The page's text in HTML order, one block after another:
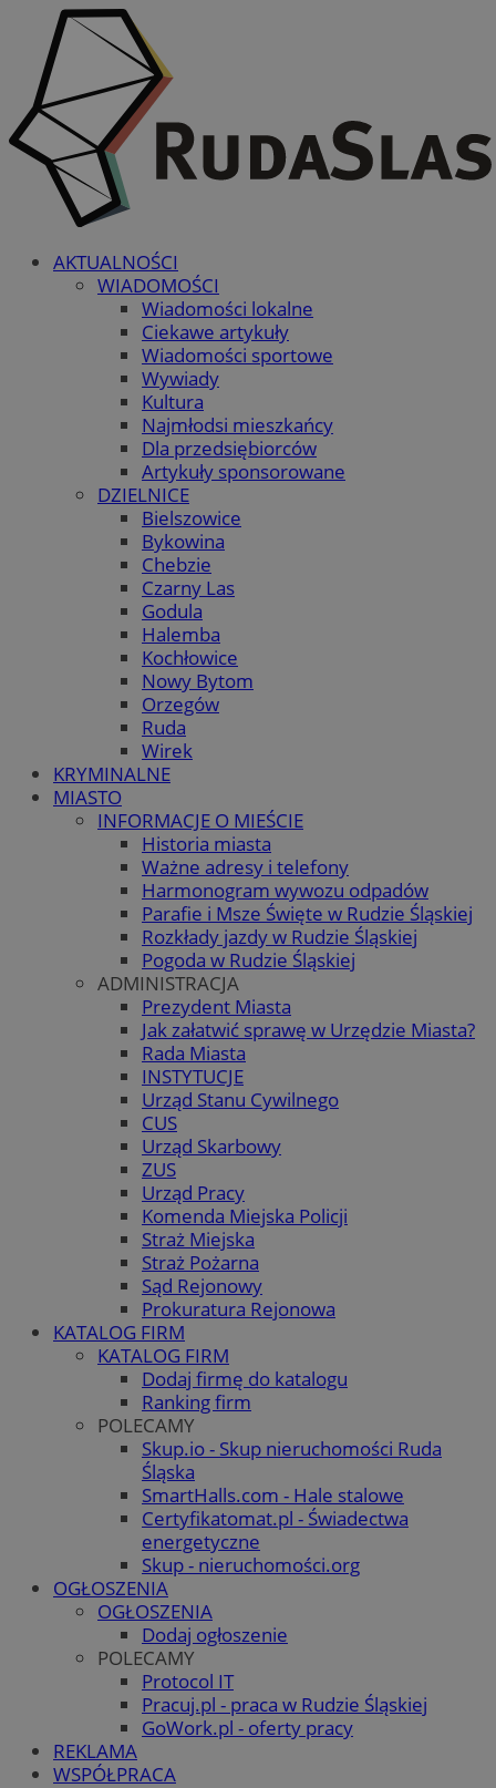
AKTUALNOŚCI
WIADOMOŚCI
Wiadomości lokalne
Ciekawe artykuły
Wiadomości sportowe
Wywiady
Kultura
Najmłodsi mieszkańcy
Dla przedsiębiorców
Artykuły sponsorowane
DZIELNICE
Bielszowice
Bykowina
Chebzie
Czarny Las
Godula
Halemba
Kochłowice
Nowy Bytom
Orzegów
Ruda
Wirek
KRYMINALNE
MIASTO
INFORMACJE O MIEŚCIE
Historia miasta
Ważne adresy i telefony
Harmonogram wywozu odpadów
Parafie i Msze Święte w Rudzie Śląskiej
Rozkłady jazdy w Rudzie Śląskiej
Pogoda w Rudzie Śląskiej
ADMINISTRACJA
Prezydent Miasta
Jak załatwić sprawę w Urzędzie Miasta?
Rada Miasta
INSTYTUCJE
Urząd Stanu Cywilnego
CUS
Urząd Skarbowy
ZUS
Urząd Pracy
Komenda Miejska Policji
Straż Miejska
Straż Pożarna
Sąd Rejonowy
Prokuratura Rejonowa
KATALOG FIRM
KATALOG FIRM
Dodaj firmę do katalogu
Ranking firm
POLECAMY
Skup.io - Skup nieruchomości Ruda
Śląska
SmartHalls.com - Hale stalowe
Certyfikatomat.pl - Świadectwa
energetyczne
Skup - nieruchomości.org
OGŁOSZENIA
OGŁOSZENIA
Dodaj ogłoszenie
POLECAMY
Protocol IT
Pracuj.pl - praca w Rudzie Śląskiej
GoWork.pl - oferty pracy
REKLAMA
WSPÓŁPRACA